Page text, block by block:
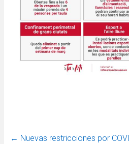
← Nuevas restricciones por